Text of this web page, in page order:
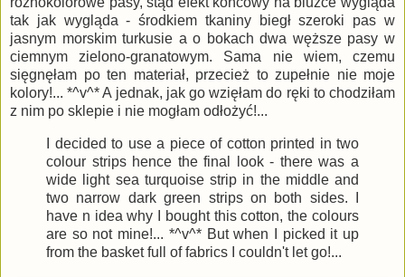
tak jak wygląda - środkiem tkaniny biegł szeroki pas w
jasnym morskim turkusie a o bokach dwa węższe pasy w
ciemnym zielono-granatowym. Sama nie wiem, czemu
sięgnęłam po ten materiał, przecież to zupełnie nie moje
kolory!... *^v^* A jednak, jak go wzięłam do ręki to chodziłam
z nim po sklepie i nie mogłam odłożyć!...
I decided to use a piece of cotton printed in two
colour strips hence the final look - there was a
wide light sea turquoise strip in the middle and
two narrow dark green strips on both sides. I
have n idea why I bought this cotton, the colours
are so not mine!... *^v^* But when I picked it up
from the basket full of fabrics I couldn't let go!...